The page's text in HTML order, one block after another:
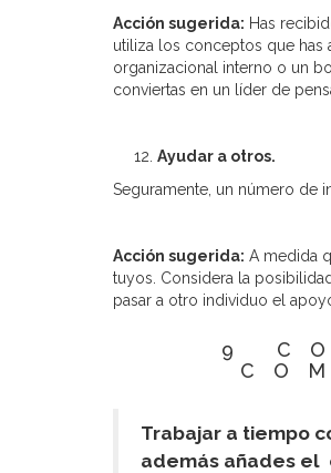
Acción sugerida: Has
utiliza los conceptos que has
organizacional interno o un
conviertas en un líder de
Ayudar a otros.
Seguramente, un número de
Acción sugerida: A medida
tuyos. Considera la
pasar a otro individuo el
9
Trabajar a tiempo
además añades el